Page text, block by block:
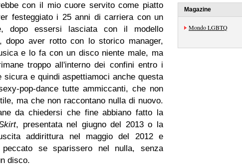
con il mio cuore servito come piatto
festeggiato i 25 anni di carriera con un
dopo essersi lasciata con il modello
dopo aver rotto con lo storico manager,
e lo fa con un disco niente male, ma
troppo all'interno dei confini entro i
sicura e quindi aspettiamoci anche questa
pop-dance tutte ammiccanti, che non
ma che non raccontano nulla di nuovo.
da chiedersi che fine abbiano fatto la
, presentata nel giugno del 2013 o la
addirittura nel maggio del 2012 e
se sparissero nel nulla, senza
disco.
Magazine
Mondo LGBTQ